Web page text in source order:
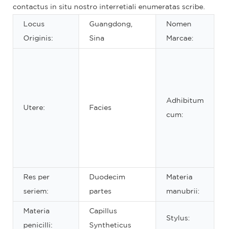
contactus in situ nostro interretiali enumeratas scribe.
Locus
Originis:
Guangdong,
Sina
Nomen
Marcae:
Utere: Facies
Adhibitum
cum:
Res per
seriem:
Duodecim
partes
Materia
manubrii:
Materia
penicilli:
Capillus
Syntheticus
Stylus: